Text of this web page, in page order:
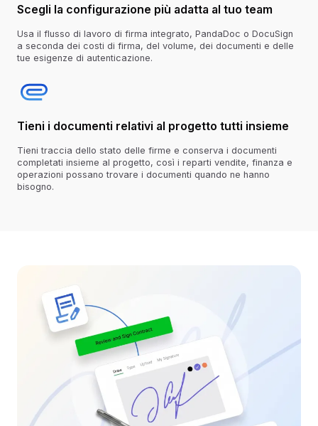
Scegli la configurazione più adatta al tuo team
Usa il flusso di lavoro di firma integrato, PandaDoc o DocuSign
a seconda dei costi di firma, del volume, dei documenti e delle
tue esigenze di autenticazione.
Tieni i documenti relativi al progetto tutti insieme
Tieni traccia dello stato delle firme e conserva i documenti
completati insieme al progetto, così i reparti vendite, finanza e
operazioni possano trovare i documenti quando ne hanno
bisogno.